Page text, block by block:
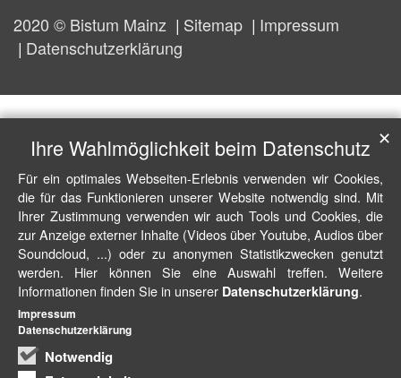
2020 © Bistum Mainz Sitemap
Impressum
Datenschutzerklärung
Ihre Wahlmöglichkeit beim Datenschutz
Für ein optimales Webseiten-Erlebnis verwenden wir Cookies,
die für das Funktionieren unserer Website notwendig sind. Mit
Ihrer Zustimmung verwenden wir auch Tools und Cookies, die
zur Anzeige externer Inhalte (Videos über Youtube, Audios über
Soundcloud, ...) oder zu anonymen Statistikzwecken genutzt
werden. Hier können Sie eine Auswahl treffen. Weitere
Informationen finden Sie in unserer Datenschutzerklärung.
Notwendig
✕
Impressum
Datenschutzerklärung